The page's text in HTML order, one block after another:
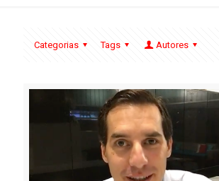
Categorias Tags Autores